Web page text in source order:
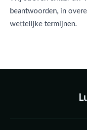
beantwoorden, in
wettelijke termijnen.